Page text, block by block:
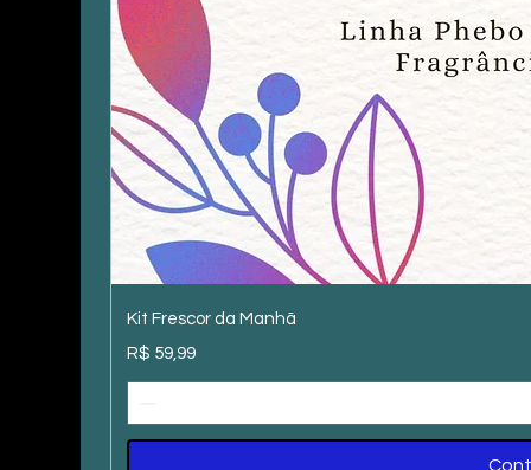
Kit Frescor da Manhã
Preço
R$ 59,99